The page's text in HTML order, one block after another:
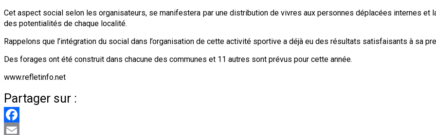
Cet aspect social selon les organisateurs, se manifestera par une distribution de vivres aux personnes déplacées internes et
des potentialités de chaque localité.
Rappelons que l’intégration du social dans l’organisation de cette activité sportive a déjà eu des résultats satisfaisants à sa
Des forages ont été construit dans chacune des communes et 11 autres sont prévus pour cette année.
www.refletinfo.net
Partager sur :
Facebook